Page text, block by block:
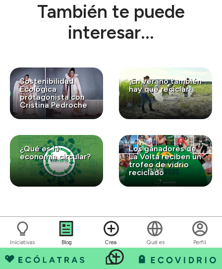
Iniciativas Blog Crea Qué es Perfil
También te puede
interesar...
Sostenibilidad
Ecológica
protagonista con
Cristina Pedroche
¡En verano también
hay que reciclar!
¿Qué es la
economía circular?
Los ganadores de
La Volta reciben un
trofeo de vidrio
reciclado